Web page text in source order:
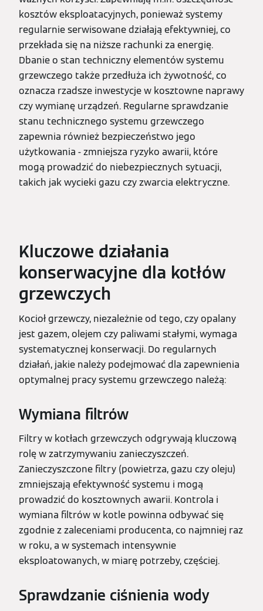
kosztów eksploatacyjnych, ponieważ systemy
regularnie serwisowane działają efektywniej, co
przekłada się na niższe rachunki za energię.
Dbanie o stan techniczny elementów systemu
grzewczego także przedłuża ich żywotność, co
oznacza rzadsze inwestycje w kosztowne naprawy
czy wymianę urządzeń. Regularne sprawdzanie
stanu technicznego systemu grzewczego
zapewnia również bezpieczeństwo jego
użytkowania - zmniejsza ryzyko awarii, które
mogą prowadzić do niebezpiecznych sytuacji,
takich jak wycieki gazu czy zwarcia elektryczne.
Kluczowe działania
konserwacyjne dla kotłów
grzewczych
Kocioł grzewczy, niezależnie od tego, czy opalany
jest gazem, olejem czy paliwami stałymi, wymaga
systematycznej konserwacji. Do regularnych
działań, jakie należy podejmować dla zapewnienia
optymalnej pracy systemu grzewczego należą:
Wymiana filtrów
Filtry w kotłach grzewczych odgrywają kluczową
rolę w zatrzymywaniu zanieczyszczeń.
Zanieczyszczone filtry (powietrza, gazu czy oleju)
zmniejszają efektywność systemu i mogą
prowadzić do kosztownych awarii. Kontrola i
wymiana filtrów w kotle powinna odbywać się
zgodnie z zaleceniami producenta, co najmniej raz
w roku, a w systemach intensywnie
eksploatowanych, w miarę potrzeby, częściej.
Sprawdzanie ciśnienia wody